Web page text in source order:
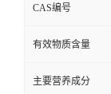
CAS编号
有效物质含量
主要营养成分